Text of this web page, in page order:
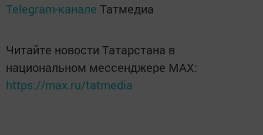
Telegram-канале Татмедиа
Читайте новости Татарстана в
национальном мессенджере MАХ:
https://max.ru/tatmedia